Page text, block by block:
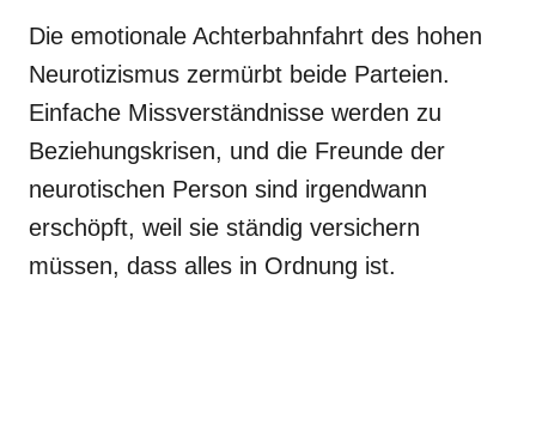
Die emotionale Achterbahnfahrt des hohen
Neurotizismus zermürbt beide Parteien.
Einfache Missverständnisse werden zu
Beziehungskrisen, und die Freunde der
neurotischen Person sind irgendwann
erschöpft, weil sie ständig versichern
müssen, dass alles in Ordnung ist.